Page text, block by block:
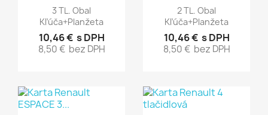
Rýchly náhľad
3 TL. Obal
Kľúča+planžeta
10,46 € s DPH
8,50 € bez DPH
Rýchly náhľad
2 TL. Obal
Kľúča+planžeta
10,46 € s DPH
8,50 € bez DPH